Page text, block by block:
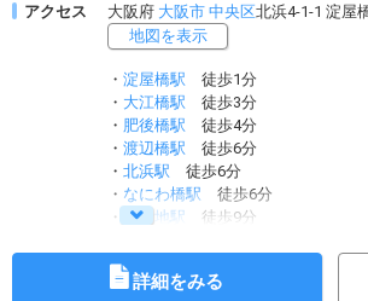
アクセス 大阪府 大阪市 中央区北浜4-1-1 淀屋
地図を表示
・ 淀屋橋駅 徒歩1分
・ 大江橋駅 徒歩3分
・ 肥後橋駅 徒歩4分
・ 渡辺橋駅 徒歩6分
・ 北浜駅 徒歩6分
・ なにわ橋駅 徒歩6分
・
北新地駅 徒歩9分
詳細をみる